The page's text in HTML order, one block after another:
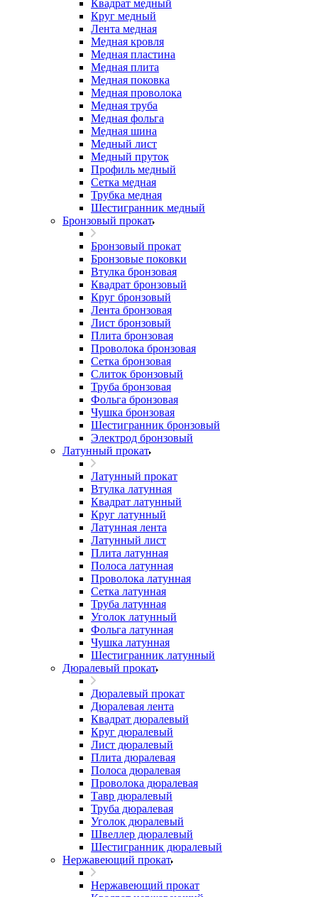
Квадрат медный
Круг медный
Лента медная
Медная кровля
Медная пластина
Медная плита
Медная поковка
Медная проволока
Медная труба
Медная фольга
Медная шина
Медный лист
Медный пруток
Профиль медный
Сетка медная
Трубка медная
Шестигранник медный
Бронзовый прокат
Бронзовый прокат
Бронзовые поковки
Втулка бронзовая
Квадрат бронзовый
Круг бронзовый
Лента бронзовая
Лист бронзовый
Плита бронзовая
Проволока бронзовая
Сетка бронзовая
Слиток бронзовый
Труба бронзовая
Фольга бронзовая
Чушка бронзовая
Шестигранник бронзовый
Электрод бронзовый
Латунный прокат
Латунный прокат
Втулка латунная
Квадрат латунный
Круг латунный
Латунная лента
Латунный лист
Плита латунная
Полоса латунная
Проволока латунная
Сетка латунная
Труба латунная
Уголок латунный
Фольга латунная
Чушка латунная
Шестигранник латунный
Дюралевый прокат
Дюралевый прокат
Дюралевая лента
Квадрат дюралевый
Круг дюралевый
Лист дюралевый
Плита дюралевая
Полоса дюралевая
Проволока дюралевая
Тавр дюралевый
Труба дюралевая
Уголок дюралевый
Швеллер дюралевый
Шестигранник дюралевый
Нержавеющий прокат
Нержавеющий прокат